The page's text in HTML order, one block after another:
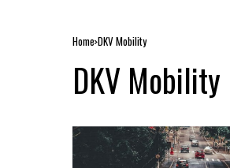
Home DKV Mobility
DKV Mobility